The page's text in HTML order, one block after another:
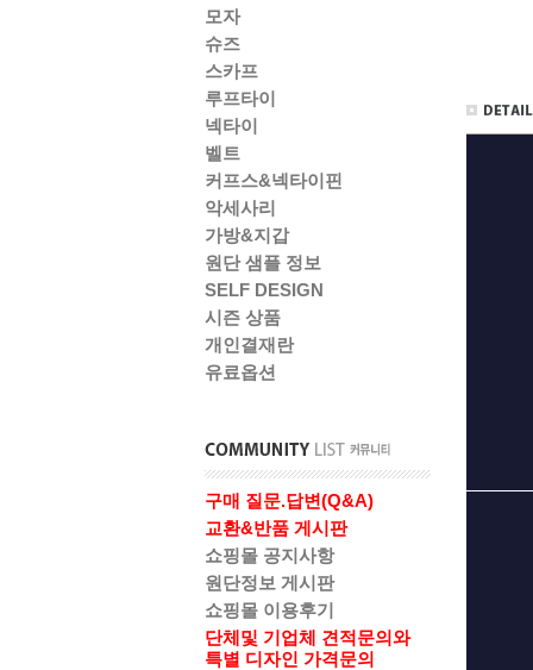
모자
슈즈
스카프
루프타이
넥타이
벨트
커프스&넥타이핀
악세사리
가방&지갑
원단 샘플 정보
SELF DESIGN
시즌 상품
개인결재란
유료옵션
구매 질문.답변(Q&A)
교환&반품 게시판
쇼핑몰 공지사항
원단정보 게시판
쇼핑몰 이용후기
단체및 기업체 견적문의와
특별 디자인 가격문의